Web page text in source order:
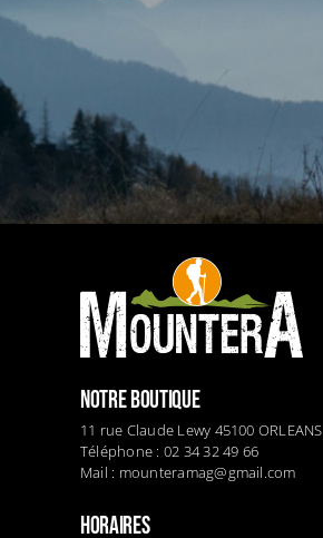
NOTRE BOUTIQUE
11 rue Claude Lewy 45100 ORLEANS
Téléphone : 02 34 32 49 66
Mail : mounteramag@gmail.com
HORAIRES